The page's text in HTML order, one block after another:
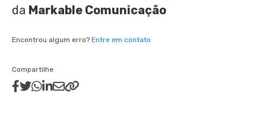
da Markable Comunicação
Encontrou algum erro? Entre em contato
Compartilhe